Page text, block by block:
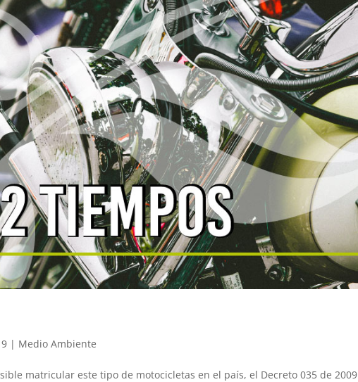
| Medio Ambiente
matricular este tipo de motocicletas en el país, el Decreto 035 de 2009